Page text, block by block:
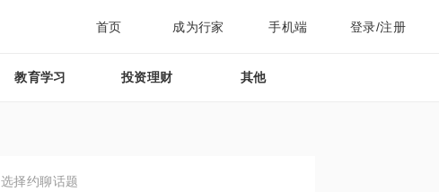
首页 成为行家 手机端 登录/注册
教育学习 投资理财 其他
选择约聊话题